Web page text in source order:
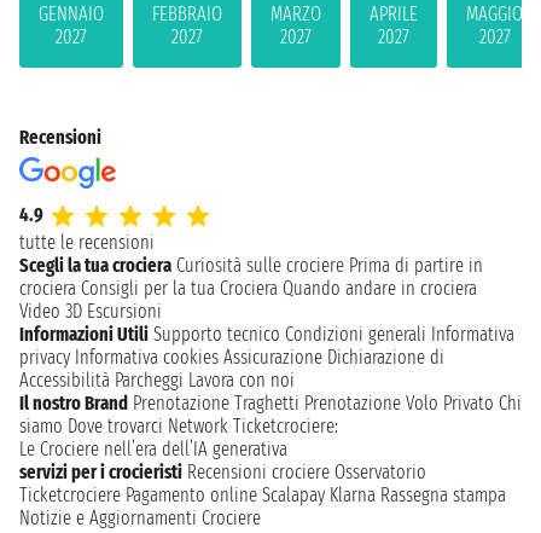
GENNAIO
2027
FEBBRAIO
2027
MARZO
2027
APRILE
2027
MAGGIO
2027
Recensioni
4.9
tutte le recensioni
Scegli la tua crociera Curiosità sulle crociere Prima di partire in
crociera Consigli per la tua Crociera Quando andare in crociera
Video 3D Escursioni
Informazioni Utili Supporto tecnico Condizioni generali Informativa
privacy Informativa cookies Assicurazione Dichiarazione di
Accessibilità Parcheggi Lavora con noi
Il nostro Brand Prenotazione Traghetti Prenotazione Volo Privato Chi
siamo Dove trovarci Network Ticketcrociere:
Le Crociere nell’era dell’IA generativa
servizi per i crocieristi Recensioni crociere Osservatorio
Ticketcrociere Pagamento online Scalapay Klarna Rassegna stampa
Notizie e Aggiornamenti Crociere